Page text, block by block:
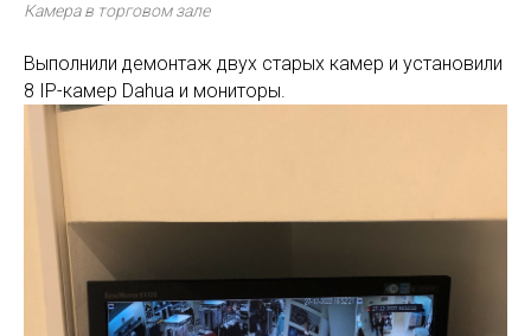
Камера в торговом зале
Выполнили демонтаж двух старых камер и установили
8 IP-камер Dahua и мониторы.